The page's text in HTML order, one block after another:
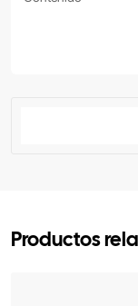
Productos